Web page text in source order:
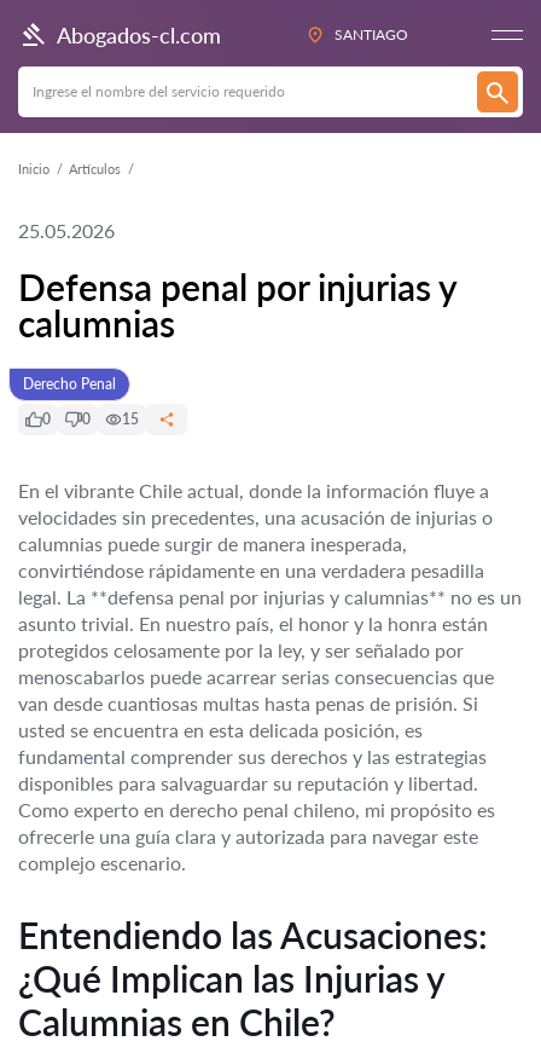
Abogados-cl.com SANTIAGO
Inicio Artículos
25.05.2026
Defensa penal por injurias y
calumnias
Derecho Penal
0
0 15
En el vibrante Chile actual, donde la información fluye a
velocidades sin precedentes, una acusación de injurias o
calumnias puede surgir de manera inesperada,
convirtiéndose rápidamente en una verdadera pesadilla
legal. La **defensa penal por injurias y calumnias** no es un
asunto trivial. En nuestro país, el honor y la honra están
protegidos celosamente por la ley, y ser señalado por
menoscabarlos puede acarrear serias consecuencias que
van desde cuantiosas multas hasta penas de prisión. Si
usted se encuentra en esta delicada posición, es
fundamental comprender sus derechos y las estrategias
disponibles para salvaguardar su reputación y libertad.
Como experto en derecho penal chileno, mi propósito es
ofrecerle una guía clara y autorizada para navegar este
complejo escenario.
Entendiendo las Acusaciones:
¿Qué Implican las Injurias y
Calumnias en Chile?